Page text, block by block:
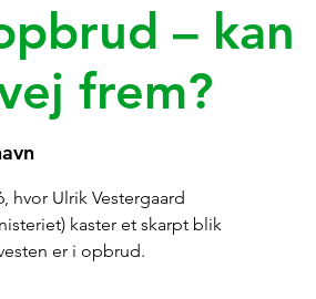
– kan
frem?
hvor Ulrik Vestergaard
kaster et skarpt blik
er i opbrud.